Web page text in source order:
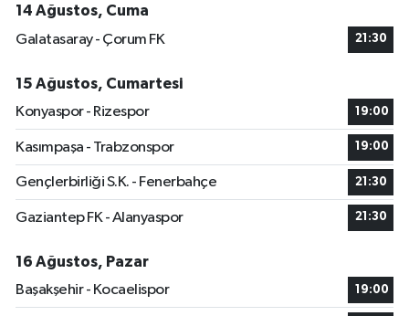
14 Ağustos, Cuma
Galatasaray - Çorum FK
21:30
15 Ağustos, Cumartesi
Konyaspor - Rizespor
19:00
Kasımpaşa - Trabzonspor 19:00
Gençlerbirliği S.K. - Fenerbahçe 21:30
Gaziantep FK - Alanyaspor 21:30
16 Ağustos, Pazar
Başakşehir - Kocaelispor
19:00